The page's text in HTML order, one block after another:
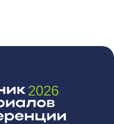
2026